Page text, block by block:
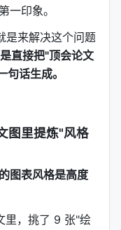
一印象。
来解决这个问题
直接把"顶会论文
话生成。
图里提炼"风格
图表风格是高度
里，挑了 9 张"绘